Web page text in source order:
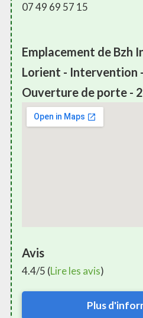
07 49 69 57 15
Emplacement de Bzh
Lorient - Intervention
Ouverture de porte -
Avis
4.4/5 (Lire les avis)
Plus